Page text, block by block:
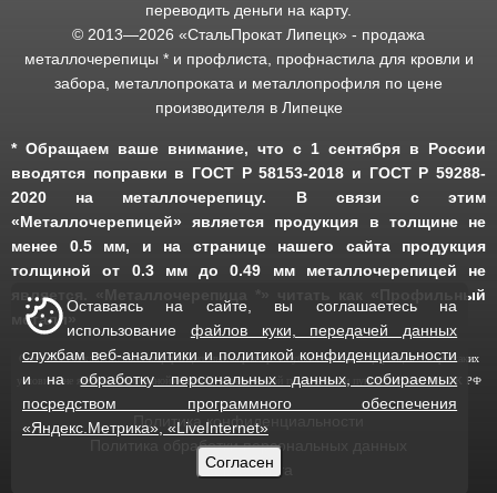
переводить деньги на карту.
© 2013—2026 «СтальПрокат Липецк» - продажа
металлочерепицы * и профлиста, профнастила для кровли и
забора, металлопроката и металлопрофиля по цене
производителя в Липецке
* Обращаем ваше внимание, что с 1 сентября в России
вводятся поправки в ГОСТ Р 58153-2018 и ГОСТ Р 59288-
2020 на металлочерепицу. В связи с этим
«Металлочерепицей» является продукция в толщине не
менее 0.5 мм, и на странице нашего сайта продукция
толщиной от 0.3 мм до 0.49 мм металлочерепицей не
является. «Металлочерепица *» читать как «Профильный
металл»
Сайт носит исключительно информационный характер. Опубликованная информация ни при каких
условиях не является публичной офертой, определяемой положениями пункта 2 статьи 437 ГК РФ
Политика конфиденциальности
Политика обработки персональных данных
Карта сайта
Оставаясь на сайте, вы соглашаетесь на
использование файлов куки, передачей данных
службам веб-аналитики и политикой конфиденциальности
и наобработку персональных данных, собираемых
посредством программного обеспечения
«Яндекс.Метрика», «LiveInternet»
Согласен